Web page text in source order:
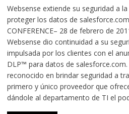
Websense extiende su seguridad a
proteger los datos de salesforce.com
CONFERENCE– 28 de febrero de
Websense dio continuidad a su
impulsada por los clientes con el
DLP™ para datos de
reconocido en brindar seguridad a
primero y único proveedor que
dándole al departamento de TI el